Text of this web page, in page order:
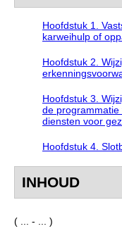
Hoofdstuk 1.
karweihulp of
Hoofdstuk 2.
Hoofdstuk 3.
de
diensten voor
Hoofdstuk 4.
INHOUD
( ... - ... )